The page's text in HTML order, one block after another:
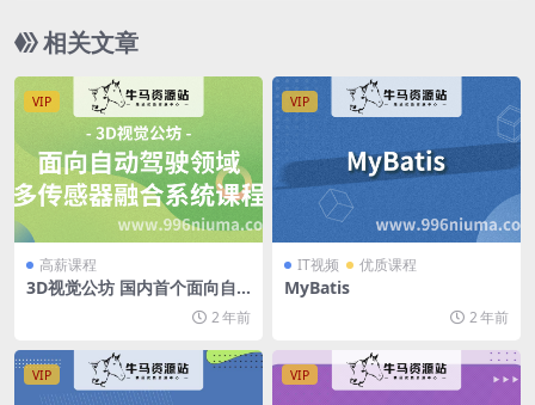
相关文章
VIP
高薪课程
3D视觉公坊 国内首个面向自
动驾驶领域的多传感器融合系
2 年前
VIP
IT视频 优质课程
MyBatis
2 年前
VIP VIP